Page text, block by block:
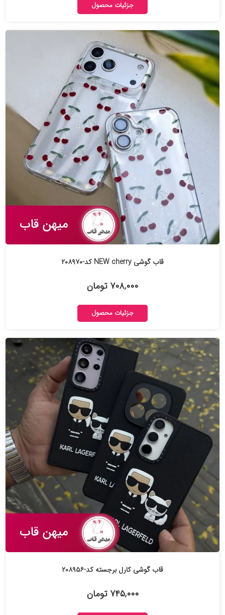
جزئیات محصول
قاب گوشی NEW cherry کد-۲۰۸۹۷۰
۷۰۸,۰۰۰ تومان
جزئیات محصول
قاب گوشی کارل برجسته کد-۲۰۸۹۵۶
۷۴۵,۰۰۰ تومان